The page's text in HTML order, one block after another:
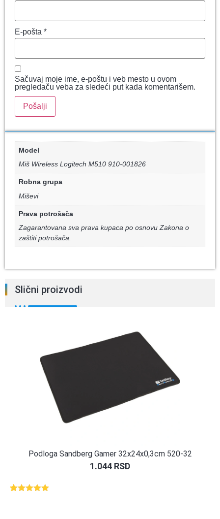
E-pošta *
Sačuvaj moje ime, e-poštu i veb mesto u ovom
pregledaču veba za sledeći put kada komentarišem.
Model
Miš Wireless Logitech M510 910-001826
Robna grupa
Miševi
Prava potrošača
Zagarantovana sva prava kupaca po osnovu Zakona o
zaštiti potrošača.
Slični proizvodi
Podloga Sandberg Gamer 32x24x0,3cm 520-32
1.044 RSD